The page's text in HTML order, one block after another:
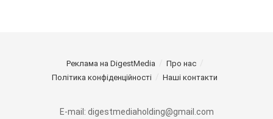
Реклама на DigestMedia
Про нас
Політика конфіденційності
Наші контакти
E-mail: digestmediaholding@gmail.com